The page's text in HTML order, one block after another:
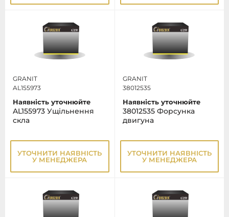
GRANIT
AL155973
Наявність уточнюйте
AL155973 Ущільнення
скла
УТОЧНИТИ НАЯВНІСТЬ
У МЕНЕДЖЕРА
GRANIT
38012535
Наявність уточнюйте
38012535 Форсунка
двигуна
УТОЧНИТИ НАЯВНІСТЬ
У МЕНЕДЖЕРА